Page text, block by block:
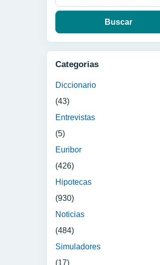
Categorias
Diccionario
(43)
Entrevistas
(5)
Euribor
(426)
Hipotecas
(930)
Noticias
(484)
Simuladores
(17)